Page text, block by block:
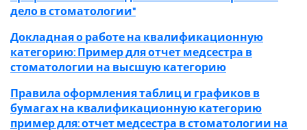
дело в стоматологии"
Докладная о работе на квалификационную
категорию: Пример для отчет медсестра в
стоматологии на высшую категорию
Правила оформления таблиц и графиков в
бумагах на квалификационную категорию
пример для: отчет медсестра в стоматологии на